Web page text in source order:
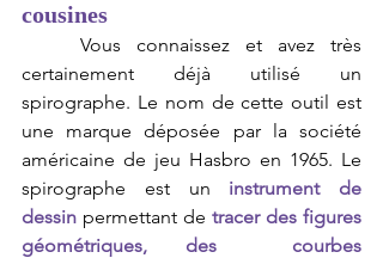
cousines
Vous connaissez et avez très
certainement déjà utilisé un
spirographe. Le nom de cette outil est
une marque déposée par la société
américaine de jeu Hasbro en 1965. Le
spirographe est un instrument de
dessin permettant de tracer des figures
géométriques, des  courbes